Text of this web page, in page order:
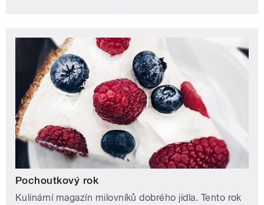
Pochoutkový rok
Kulinární magazín milovníků dobrého jídla. Tento rok